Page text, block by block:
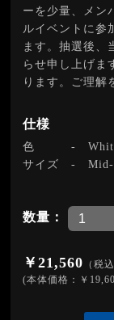
ーを少量、メン
ルイベントに参
ます。抽選後、
らせ申し上げま
ります。ご理解
仕様
色 -
サイズ -
数量：
￥21,560 （税込
(本体価格：￥